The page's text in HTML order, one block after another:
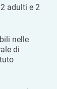
adulti e 2
nelle
di